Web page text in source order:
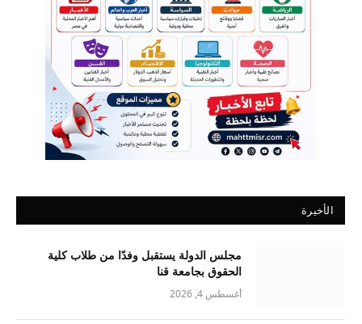
الأخيرة
مجلس الدولة يستقبل وفدًا من طلاب كلية
الحقوق بجامعة قنا
أغسطس 4, 2026